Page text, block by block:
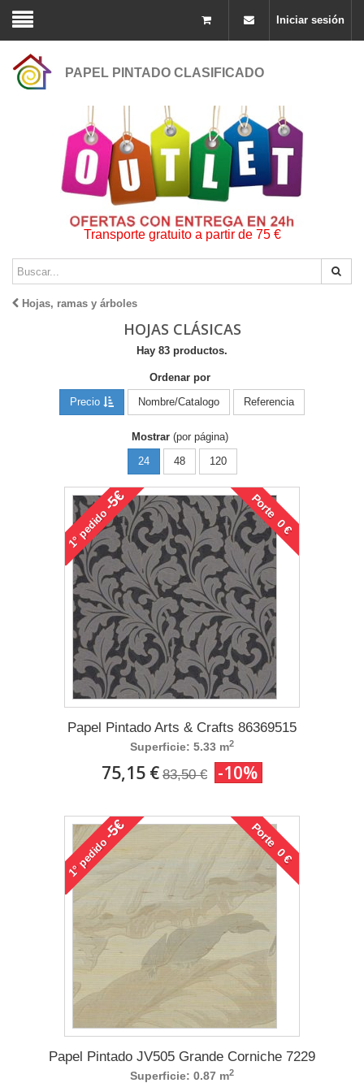
Iniciar sesión
PAPEL PINTADO CLASIFICADO
Transporte gratuito a partir de 75 €
Hojas, ramas y árboles
HOJAS CLÁSICAS
Hay 83 productos.
Ordenar por
Precio
Nombre/Catalogo Referencia
Mostrar (por página)
24
48 120
1°
pedido
-5€ Porte 0 €
Papel Pintado Arts & Crafts 86369515
Superficie: 5.33 m2
75,15 € 83,50 € -10%
1°
pedido
-5€ Porte 0 €
Papel Pintado JV505 Grande Corniche 7229
Superficie: 0.87 m2